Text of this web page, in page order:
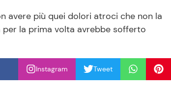
avere più quei dolori atroci che non la
la prima volta avrebbe sofferto
Instagram Tweet